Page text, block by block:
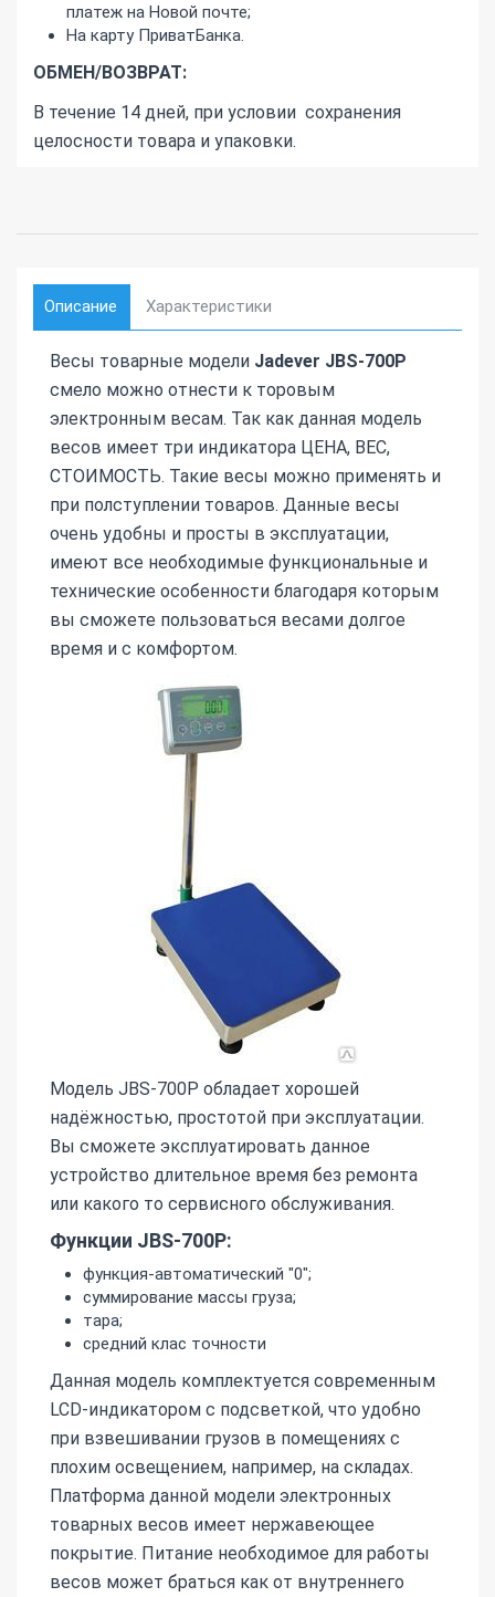
платеж на Новой почте;
На карту ПриватБанка.
ОБМЕН/ВОЗВРАТ:
В течение 14 дней, при условии сохранения
целосности товара и упаковки.
Описание Характеристики
Весы товарные модели Jadever JBS-700P
смело можно отнести к торовым
электронным весам. Так как данная модель
весов имеет три индикатора ЦЕНА, ВЕС,
СТОИМОСТЬ. Такие весы можно применять и
при полступлении товаров. Данные весы
очень удобны и просты в эксплуатации,
имеют все необходимые функциональные и
технические особенности благодаря которым
вы сможете пользоваться весами долгое
время и с комфортом.
Модель JBS-700Р обладает хорошей
надёжностью, простотой при эксплуатации.
Вы сможете эксплуатировать данное
устройство длительное время без ремонта
или какого то сервисного обслуживания.
Функции JBS-700Р:
функция-автоматический "0";
суммирование массы груза;
тара;
средний клас точности
Данная модель комплектуется современным
LCD-индикатором с подсветкой, что удобно
при взвешивании грузов в помещениях с
плохим освещением, например, на складах.
Платформа данной модели электронных
товарных весов имеет нержавеющее
покрытие. Питание необходимое для работы
весов может браться как от внутреннего